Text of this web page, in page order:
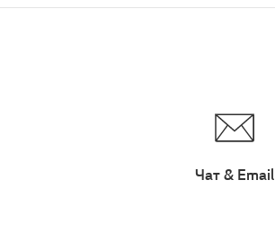
Чат & Email